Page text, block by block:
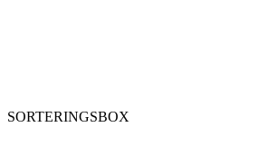
SORTERINGSBOX